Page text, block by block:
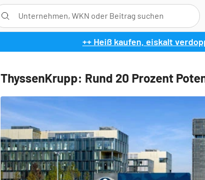
++ Heiß kaufen, eiskalt
ThyssenKrupp: Rund 20 Prozent